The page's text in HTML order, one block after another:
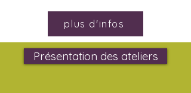
plus d'infos
Présentation des ateliers